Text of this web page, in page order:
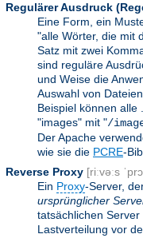
Regulärer Ausdruck
Eine Form, ein
"alle Wörter, die mit
Satz mit zwei
sind reguläre
und Weise die
Auswahl von
Beispiel können alle
"images" mit "/
Der Apache
wie sie die PCRE-
Reverse Proxy [riːvəːs
Ein Proxy-Server,
ursprünglicher
tatsächlichen
Lastverteilung vor